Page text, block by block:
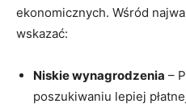
ekonomicznych. Wśród
wskazać:
Niskie wynagrodzenia –
poszukiwaniu lepiej